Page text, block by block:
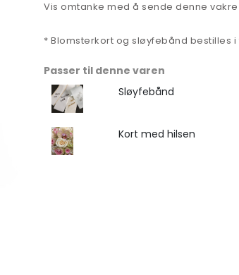
Vis omtanke med å sende denne
* Blomsterkort og sløyfebånd bestilles i
Passer til denne varen
Sløyfebånd
Kort med hilsen